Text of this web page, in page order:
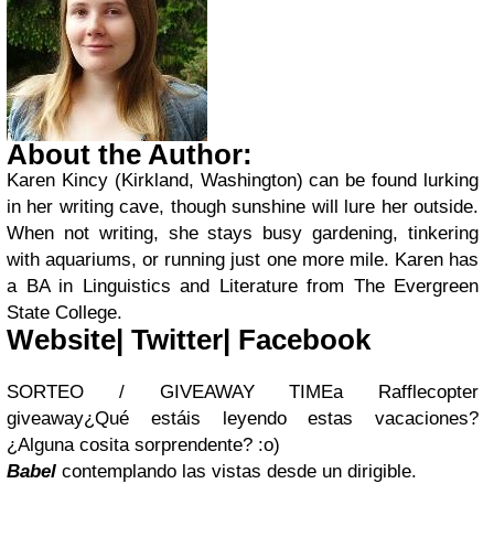
About the Author:
Karen Kincy (Kirkland, Washington) can be found lurking
in her writing cave, though sunshine will lure her outside.
When not writing, she stays busy gardening, tinkering
with aquariums, or running just one more mile. Karen has
a BA in Linguistics and Literature from The Evergreen
State College.
Website Twitter Facebook
SORTEO / GIVEAWAY TIMEa Rafflecopter
giveaway¿Qué estáis leyendo estas vacaciones?
¿Alguna cosita sorprendente? :o)
Babel contemplando las vistas desde un dirigible.